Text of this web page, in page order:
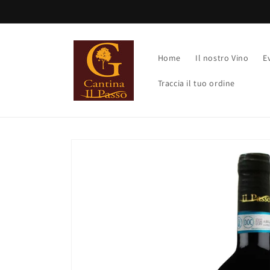
ai contenuti
Home Il nostro Vino
Traccia il tuo ordine